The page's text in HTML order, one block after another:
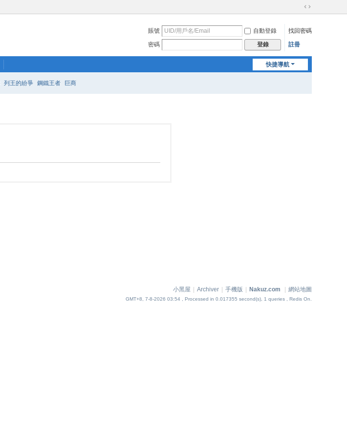
切
到
賬號 自動登錄
找回密碼
密碼
登錄 註冊
快捷導航
列王的紛爭 鋼鐵王者 巨商
小黑屋 Archiver 手機版 Nakuz.com 網站地圖
GMT+8, 7-8-2026 03:54 , Processed in 0.017355 second(s), 1 queries , Redis On.